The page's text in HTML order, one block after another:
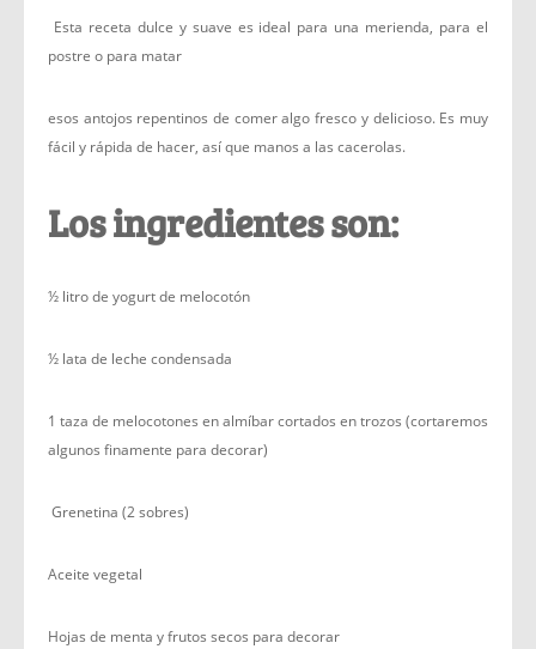
Esta receta dulce y suave es ideal para una merienda, para el
postre o para matar
esos antojos repentinos de comer algo fresco y delicioso. Es muy
fácil y rápida de hacer, así que manos a las cacerolas.
Los ingredientes son:
½ litro de yogurt de melocotón
½ lata de leche condensada
1 taza de melocotones en almíbar cortados en trozos (cortaremos
algunos finamente para decorar)
Grenetina (2 sobres)
Aceite vegetal
Hojas de menta y frutos secos para decorar